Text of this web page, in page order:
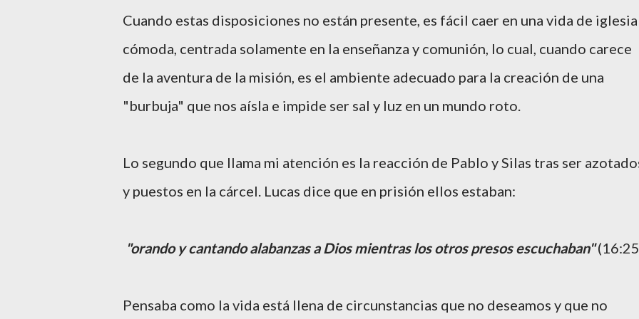
Cuando estas disposiciones no están presente, es fácil caer en una vida de iglesia
cómoda, centrada solamente en la enseñanza y comunión, lo cual, cuando carece
de la aventura de la misión, es el ambiente adecuado para la creación de una
"burbuja" que nos aísla e impide ser sal y luz en un mundo roto.
Lo segundo que llama mi atención es la reacción de Pablo y Silas tras ser
y puestos en la cárcel. Lucas dice que en prisión ellos estaban:
"orando y cantando alabanzas a Dios mientras los otros presos escuchaban"
Pensaba como la vida está llena de circunstancias que no deseamos y que no